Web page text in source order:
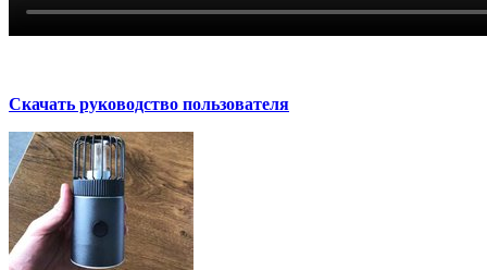
Скачать руководство пользователя